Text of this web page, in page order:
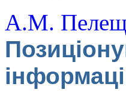
А.М.